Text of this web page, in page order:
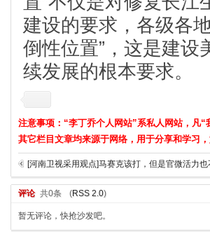
建设的要求，各级各
倒性位置”，这是建
续发展的根本要求。
注意事项：“李丁乔个人网站”系私人网站，凡
其它栏目文章均来源于网络，用于分享和学习
[河南卫视采用观点]马赛克该打，但是官微活力
评论 共0条 (RSS 2.0)
暂无评论，快抢沙发吧。